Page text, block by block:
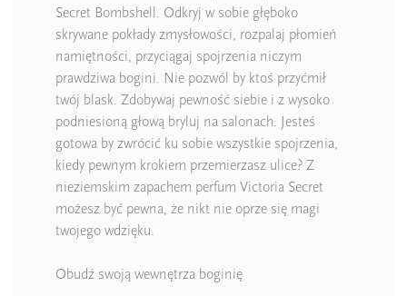
Secret Bombshell. Odkryj w sobie głęboko
skrywane pokłady zmysłowości, rozpalaj płomień
namiętności, przyciągaj spojrzenia niczym
prawdziwa bogini. Nie pozwól by ktoś przyćmił
twój blask. Zdobywaj pewność siebie i z wysoko
podniesioną głową bryluj na salonach. Jesteś
gotowa by zwrócić ku sobie wszystkie spojrzenia,
kiedy pewnym krokiem przemierzasz ulice? Z
nieziemskim zapachem perfum Victoria Secret
możesz być pewna, że nikt nie oprze się magi
twojego wdzięku.
Obudź swoją wewnętrza boginię